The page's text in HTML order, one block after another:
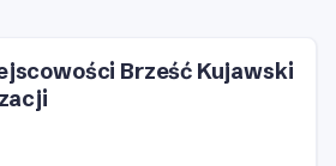
Brześć Kujawski